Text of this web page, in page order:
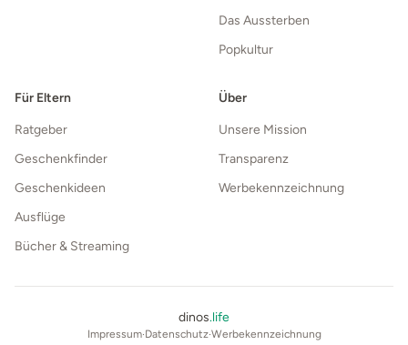
Das Aussterben
Popkultur
Für Eltern
Ratgeber
Geschenkfinder
Geschenkideen
Ausflüge
Bücher & Streaming
Über
Unsere Mission
Transparenz
Werbekennzeichnung
dinos.life
Impressum·Datenschutz·Werbekennzeichnung